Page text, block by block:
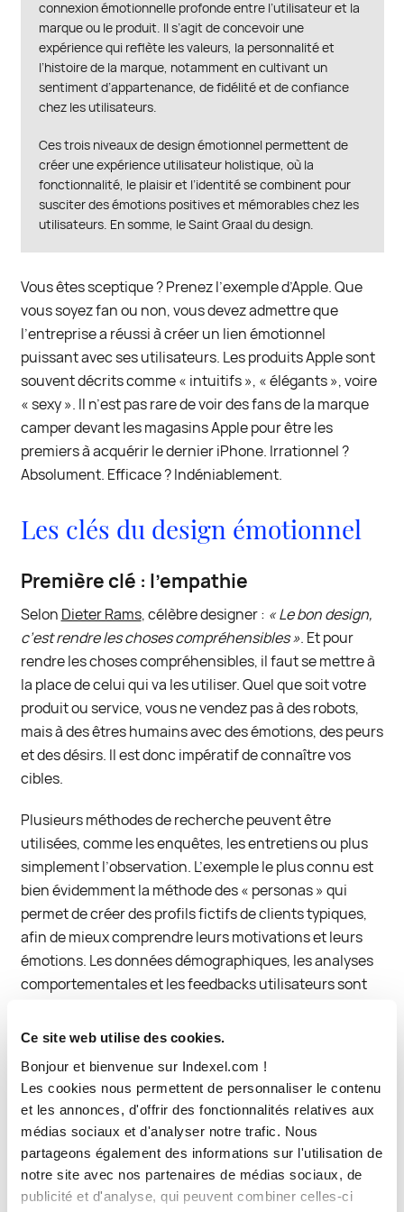
Ce site web utilise des cookies.
Bonjour et bienvenue sur Indexel.com !
Les cookies nous permettent de personnaliser le contenu
et les annonces, d'offrir des fonctionnalités relatives aux
médias sociaux et d'analyser notre trafic. Nous
partageons également des informations sur l'utilisation de
notre site avec nos partenaires de médias sociaux, de
publicité et d'analyse, qui peuvent combiner celles-ci
connexion émotionnelle profonde entre l’utilisateur et la
marque ou le produit. Il s’agit de concevoir une
expérience qui reflète les valeurs, la personnalité et
l’histoire de la marque, notamment en cultivant un
sentiment d’appartenance, de fidélité et de confiance
chez les utilisateurs.
Ces trois niveaux de design émotionnel permettent de
créer une expérience utilisateur holistique, où la
fonctionnalité, le plaisir et l’identité se combinent pour
susciter des émotions positives et mémorables chez les
utilisateurs. En somme, le Saint Graal du design.
Vous êtes sceptique ? Prenez l’exemple d’Apple. Que
vous soyez fan ou non, vous devez admettre que
l’entreprise a réussi à créer un lien émotionnel
puissant avec ses utilisateurs. Les produits Apple sont
souvent décrits comme « intuitifs », « élégants », voire
« sexy ». Il n’est pas rare de voir des fans de la marque
camper devant les magasins Apple pour être les
premiers à acquérir le dernier iPhone. Irrationnel ?
Absolument. Efficace ? Indéniablement.
Les clés du design émotionnel
Première clé : l’empathie
Selon Dieter Rams, célèbre designer : « Le bon design,
c’est rendre les choses compréhensibles ». Et pour
rendre les choses compréhensibles, il faut se mettre à
la place de celui qui va les utiliser. Quel que soit votre
produit ou service, vous ne vendez pas à des robots,
mais à des êtres humains avec des émotions, des peurs
et des désirs. Il est donc impératif de connaître vos
cibles.
Plusieurs méthodes de recherche peuvent être
utilisées, comme les enquêtes, les entretiens ou plus
simplement l’observation. L’exemple le plus connu est
bien évidemment la méthode des « personas » qui
permet de créer des profils fictifs de clients typiques,
afin de mieux comprendre leurs motivations et leurs
émotions. Les données démographiques, les analyses
comportementales et les feedbacks utilisateurs sont
différents profils. Toutefois, la création de personas
nécessaire d’organiser des sessions d’A/B testing pour
affiner vos hypothèses.
Deuxième clé : l’authenticité
Les consommateurs d’aujourd’hui sont plus avertis
que jamais. Ils peuvent sentir le faux à des kilomètres et